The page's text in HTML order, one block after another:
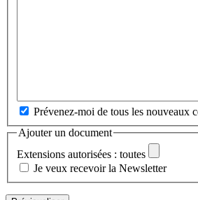
Prévenez-moi de tous les nouveaux
Ajouter un document
Extensions autorisées : toutes
Je veux recevoir la Newsletter